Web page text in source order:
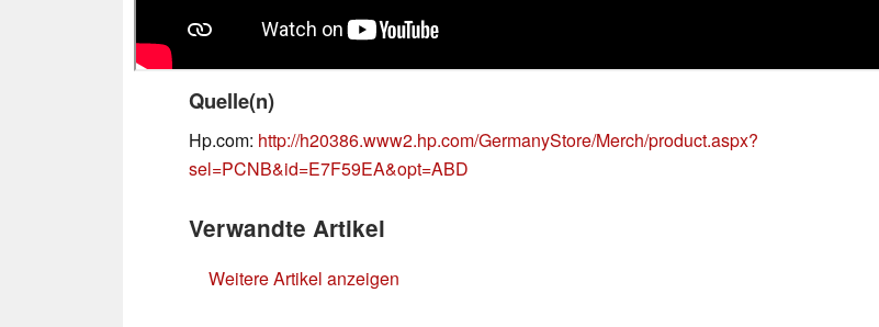
Quelle(n)
Hp.com: http://h20386.www2.hp.com/GermanyStore/Merch/product.aspx?
sel=PCNB&id=E7F59EA&opt=ABD
Verwandte Artikel
Weitere Artikel anzeigen